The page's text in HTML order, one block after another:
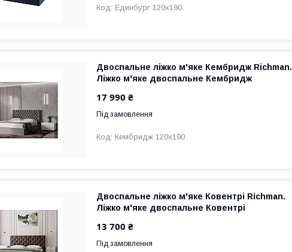
Единбург 120х190
Двоспальне ліжко м'яке Кембридж Richman.
Ліжко м'яке двоспальне Кембридж
17 990 ₴
Під замовлення
Кембридж 120х190
Двоспальне ліжко м'яке Ковентрі Richman.
Ліжко м'яке двоспальне Ковентрі
13 700 ₴
Під замовлення